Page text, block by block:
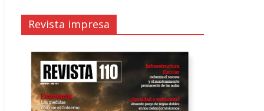
Revista impresa